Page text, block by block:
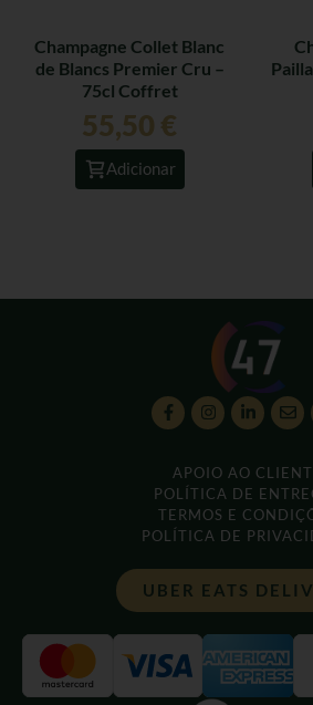
Champagne Collet Blanc
de Blancs Premier Cru –
75cl Coffret
55,50 €
Adicionar
APOIO AO
POLÍTICA DE
TERMOS E
POLÍTICA DE
UBER EATS